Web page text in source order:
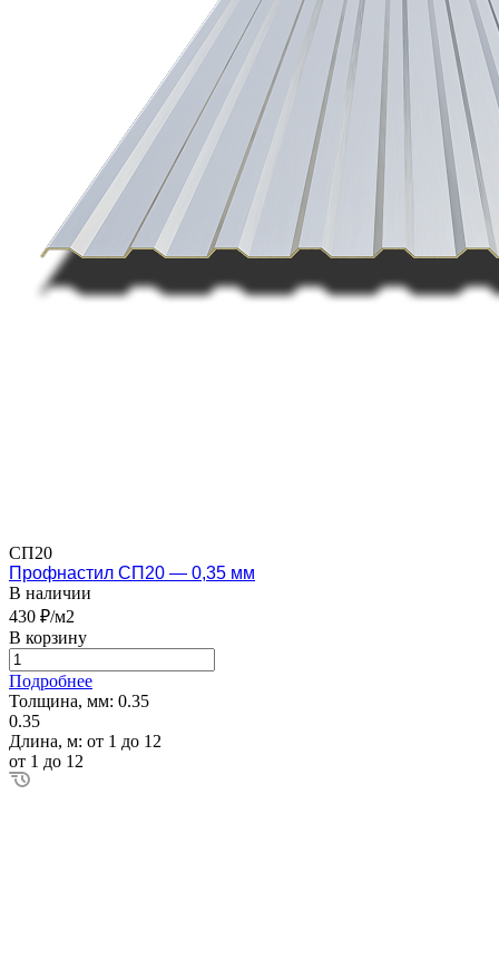
СП20
Профнастил СП20 — 0,35 мм
В наличии
430 ₽/м2
В корзину
Подробнее
Толщина, мм: 0.35
0.35
Длина, м: от 1 до 12
от 1 до 12